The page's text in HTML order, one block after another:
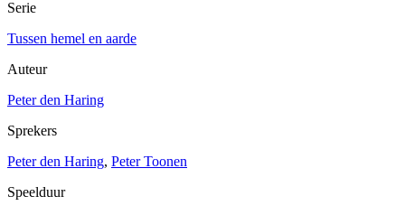
Serie
Tussen hemel en aarde
Auteur
Peter den Haring
Sprekers
Peter den Haring, Peter Toonen
Speelduur